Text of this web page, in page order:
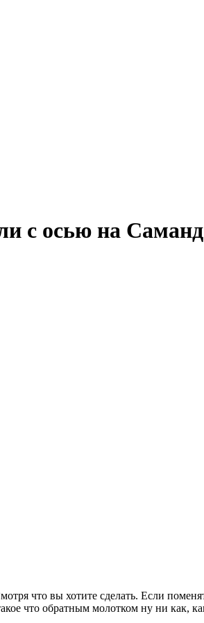
с осью на
что вы хотите сделать. Если
что обратным молотком ну ни как,